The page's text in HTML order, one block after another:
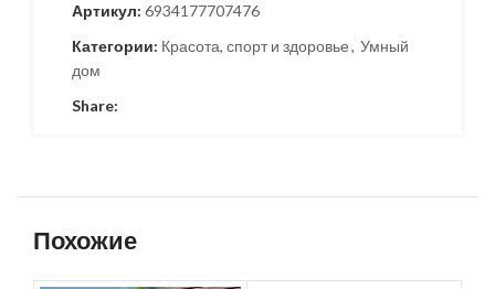
Артикул: 6934177707476
Категории: Красота, спорт и здоровье, Умный
дом
Share:
Похожие